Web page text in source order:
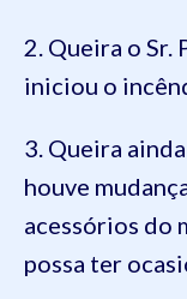
2. Queira o
iniciou o
3. Queira
houve
acessórios do
possa ter